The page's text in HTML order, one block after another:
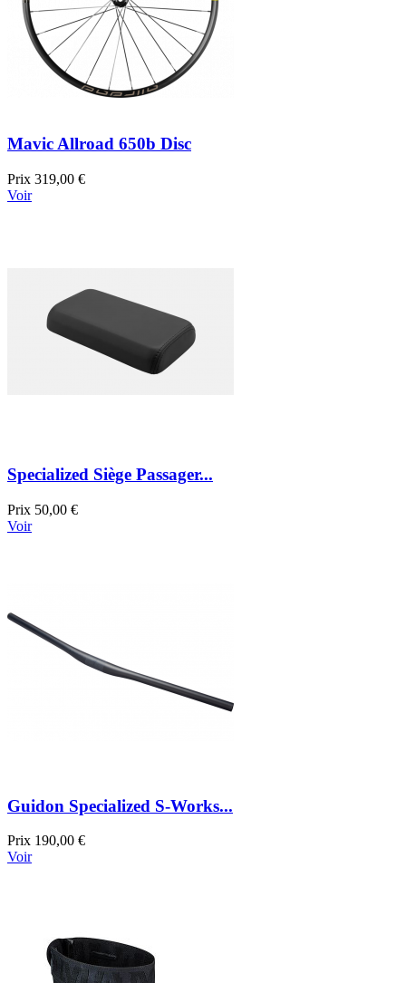
Mavic Allroad 650b Disc
Prix 319,00 €
Voir
Specialized Siège Passager...
Prix 50,00 €
Voir
Guidon Specialized S-Works...
Prix 190,00 €
Voir